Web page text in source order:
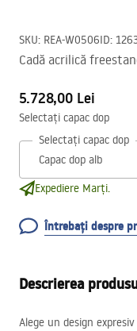
SKU: REA-W0506ID:
Cadă acrilică
5.728,00 Lei
Selectați capac dop
Selectați capac dop
Expediere Marți.
Întrebați despre
Descrierea
Alege un design